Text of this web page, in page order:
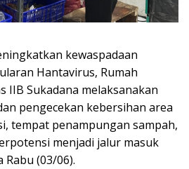
kewaspadaan
Hantavirus, Rumah
IIB Sukadana melaksanakan
pengecekan kebersihan area
tempat penampungan sampah,
menjadi jalur masuk
(03/06).